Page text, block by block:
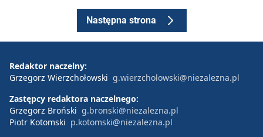
Następna strona
Redaktor naczelny:
Grzegorz Wierzchołowski g.wierzcholowski@niezalezna.pl
Zastępcy redaktora naczelnego:
Grzegorz Broński g.bronski@niezalezna.pl
Piotr Kotomski p.kotomski@niezalezna.pl